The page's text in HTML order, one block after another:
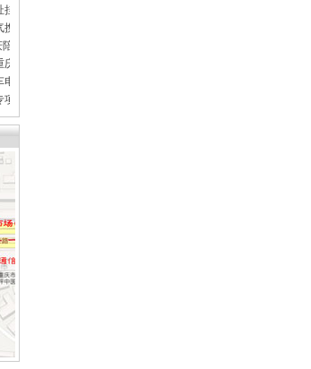
靠第二批未来产业标志性产品公示
手筑牢安全屏障
诊服务升温
庆市预防未成年人犯罪条例》明确——可禁止学生携带手机等智
动自行车首次被纳入，重庆无地址注册公司家电智能家居补贴
斗争部署会议召开